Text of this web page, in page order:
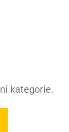
kategorie.